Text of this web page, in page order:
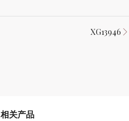
XG13946
相关产品